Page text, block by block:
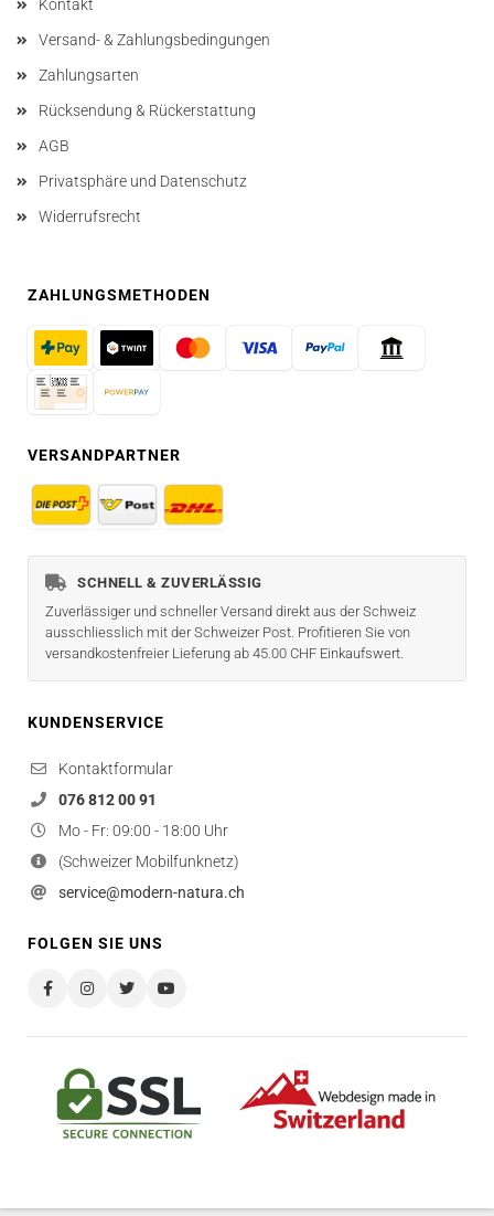
Kontakt
Versand- & Zahlungsbedingungen
Zahlungsarten
Rücksendung & Rückerstattung
AGB
Privatsphäre und Datenschutz
Widerrufsrecht
ZAHLUNGSMETHODEN
VERSANDPARTNER
SCHNELL & ZUVERLÄSSIG
Zuverlässiger und schneller Versand direkt aus der Schweiz
ausschliesslich mit der Schweizer Post. Profitieren Sie von
versandkostenfreier Lieferung ab 45.00 CHF Einkaufswert.
KUNDENSERVICE
Kontaktformular
076 812 00 91
Mo - Fr: 09:00 - 18:00 Uhr
(Schweizer Mobilfunknetz)
service@modern-natura.ch
FOLGEN SIE UNS